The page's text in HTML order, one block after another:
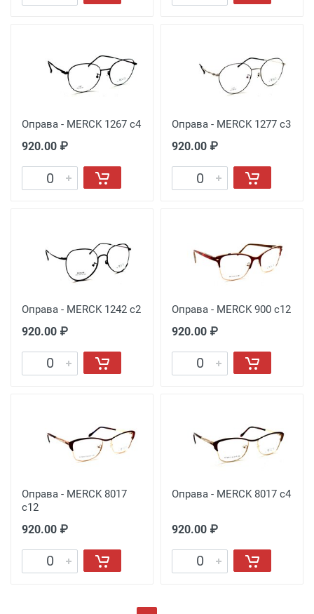
Оправа - MERCK 1267 с4
920.00 ₽
Оправа - MERCK 1277 с3
920.00 ₽
Оправа - MERCK 1242 с2
920.00 ₽
Оправа - MERCK 900 с12
920.00 ₽
Оправа - MERCK 8017
с12
920.00 ₽
Оправа - MERCK 8017 с4
920.00 ₽